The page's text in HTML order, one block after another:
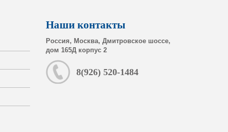
Наши контакты
Россия, Москва, Дмитровское шоссе,
дом 165Д корпус 2
8(926) 520-1484